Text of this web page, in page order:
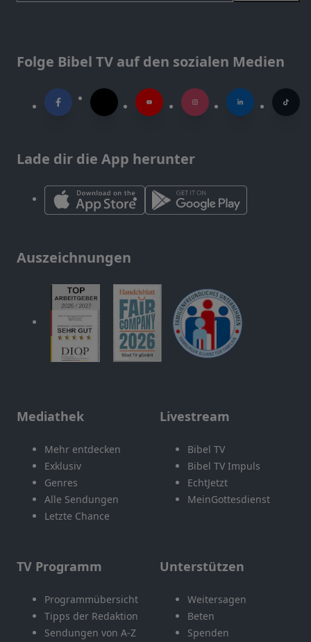
Folge Bibel TV auf den sozialen Medien
Lade dir die App herunter
Auszeichnungen
Mediathek
Mehr entdecken
Exklusiv
Genres
Alle Sendungen
Letzte Chance
Livestream
Bibel TV
Bibel TV Impuls
EchtJetzt
MeinGottesdienst
TV Programm
Programmübersicht
Tipps der Redaktion
Sendungen von A-Z
Unterstützen
Weitersagen
Beten
Spenden